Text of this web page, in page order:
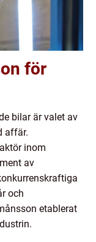
för
bilar är valet av
affär.
inom
av
och
etablerat